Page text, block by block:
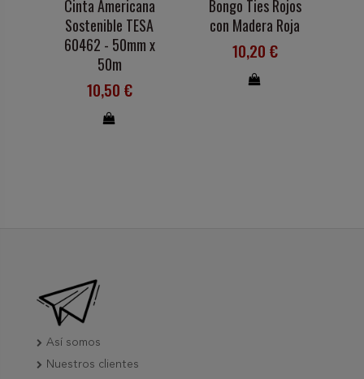
Cinta Americana
Sostenible TESA
60462 - 50mm x
50m
10,50 €
Bongo Ties Rojos
con Madera Roja
10,20 €
Así somos
Nuestros clientes